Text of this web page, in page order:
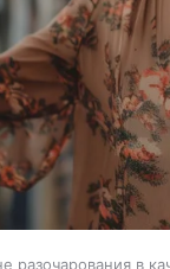
разочарования в